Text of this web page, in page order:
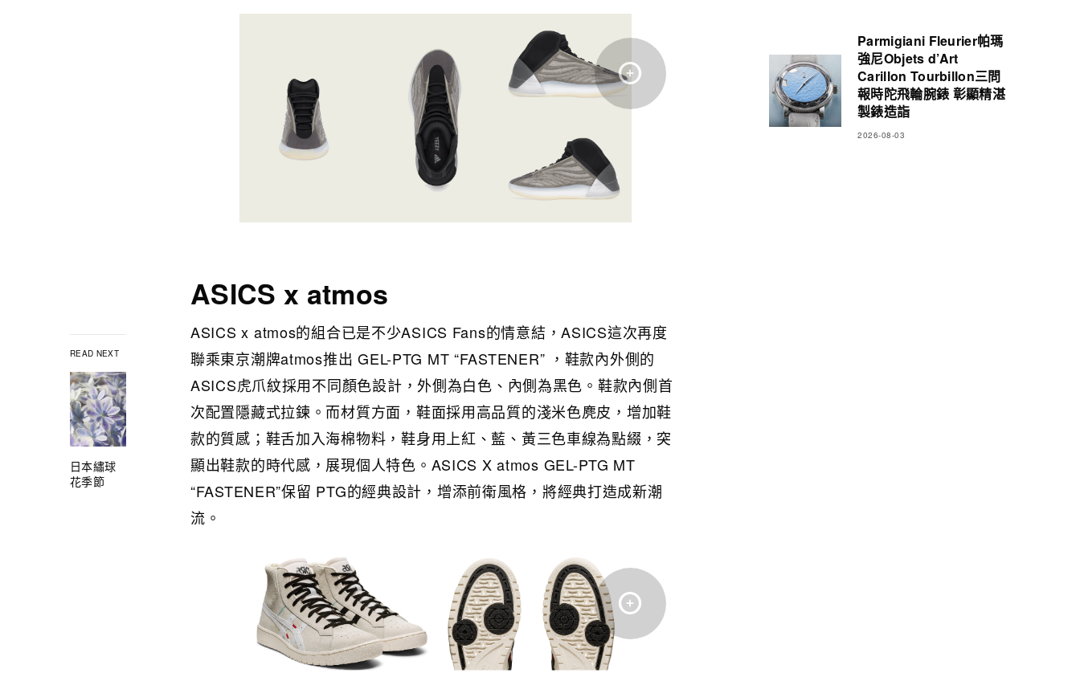
READ NEXT
日本繡球
花季節
ASICS x atmos
ASICS x atmos的組合已是不少ASICS Fans的情意結，ASICS這次再度
聯乘東京潮牌atmos推出 GEL-PTG MT “FASTENER” ，鞋款內外側的
ASICS虎爪紋採用不同顏色設計，外側為白色、內側為黑色。鞋款內側首
次配置隱藏式拉鍊。而材質方面，鞋面採用高品質的淺米色麂皮，增加鞋
款的質感；鞋舌加入海棉物料，鞋身用上紅、藍、黃三色車線為點綴，突
顯出鞋款的時代感，展現個人特色。ASICS X atmos GEL-PTG MT
“FASTENER”保留 PTG的經典設計，增添前衛風格，將經典打造成新潮
流。
Parmigiani Fleurier帕瑪
強尼Objets d’Art
Carillon Tourbillon三問
報時陀飛輪腕錶 彰顯精湛
製錶造詣
2026-08-03